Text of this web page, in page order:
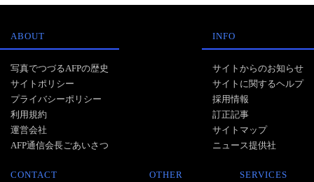
ABOUT
写真でつづるAFPの歴史
サイトポリシー
プライバシーポリシー
利用規約
運営会社
AFP通信会長ごあいさつ
INFO
サイトからのお知らせ
サイトに関するヘルプ
採用情報
訂正記事
サイトマップ
ニュース提供社
CONTACT OTHER SERVICES